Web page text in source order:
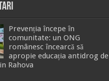
Prevenția începe în
comunitate: un ONG
românesc încearcă să
apropie educația antidrog de
Rahova